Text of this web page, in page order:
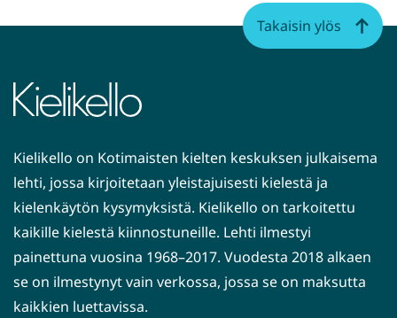
Kielikello on Kotimaisten kielten keskuksen julkaisema
lehti, jossa kirjoitetaan yleistajuisesti kielestä ja
kielenkäytön kysymyksistä. Kielikello on tarkoitettu
kaikille kielestä kiinnostuneille. Lehti ilmestyi
painettuna vuosina 1968–2017. Vuodesta 2018 alkaen
se on ilmestynyt vain verkossa, jossa se on maksutta
kaikkien luettavissa.
Takaisin ylös